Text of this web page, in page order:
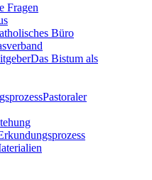
Fragen
Büro
Das Bistum als
Pastoraler